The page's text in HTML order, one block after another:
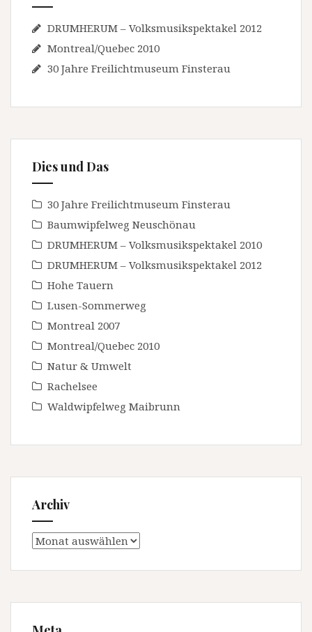
DRUMHERUM – Volksmusikspektakel 2012
Montreal/Quebec 2010
30 Jahre Freilichtmuseum Finsterau
Dies und Das
30 Jahre Freilichtmuseum Finsterau
Baumwipfelweg Neuschönau
DRUMHERUM – Volksmusikspektakel 2010
DRUMHERUM – Volksmusikspektakel 2012
Hohe Tauern
Lusen-Sommerweg
Montreal 2007
Montreal/Quebec 2010
Natur & Umwelt
Rachelsee
Waldwipfelweg Maibrunn
Archiv
Archiv